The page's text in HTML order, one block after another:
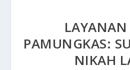
LAYANAN
PAMUNGKAS:
NIKAH